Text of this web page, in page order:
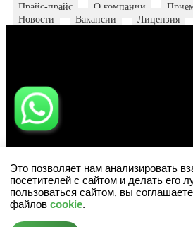
Прайс-прайс О компании
Новости
Вакансии Лицензия
Обратный звонок
Это позволяет нам анализировать
посетителей с сайтом и делать его
пользоваться сайтом, вы
файлов cookie.